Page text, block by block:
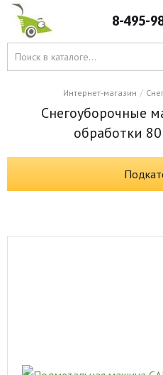
8-495-
Интернет-магазин /
Снегоуборочные
обработки